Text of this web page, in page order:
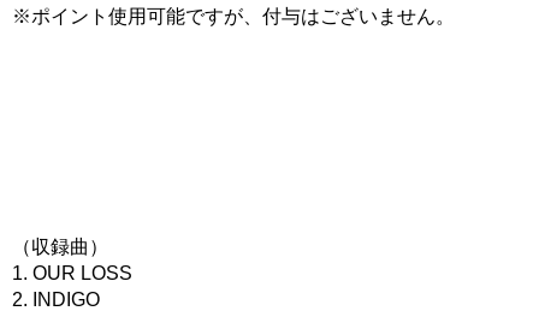
※ポイント使用可能ですが、付与はございません。
（収録曲）
1. OUR LOSS
2. INDIGO